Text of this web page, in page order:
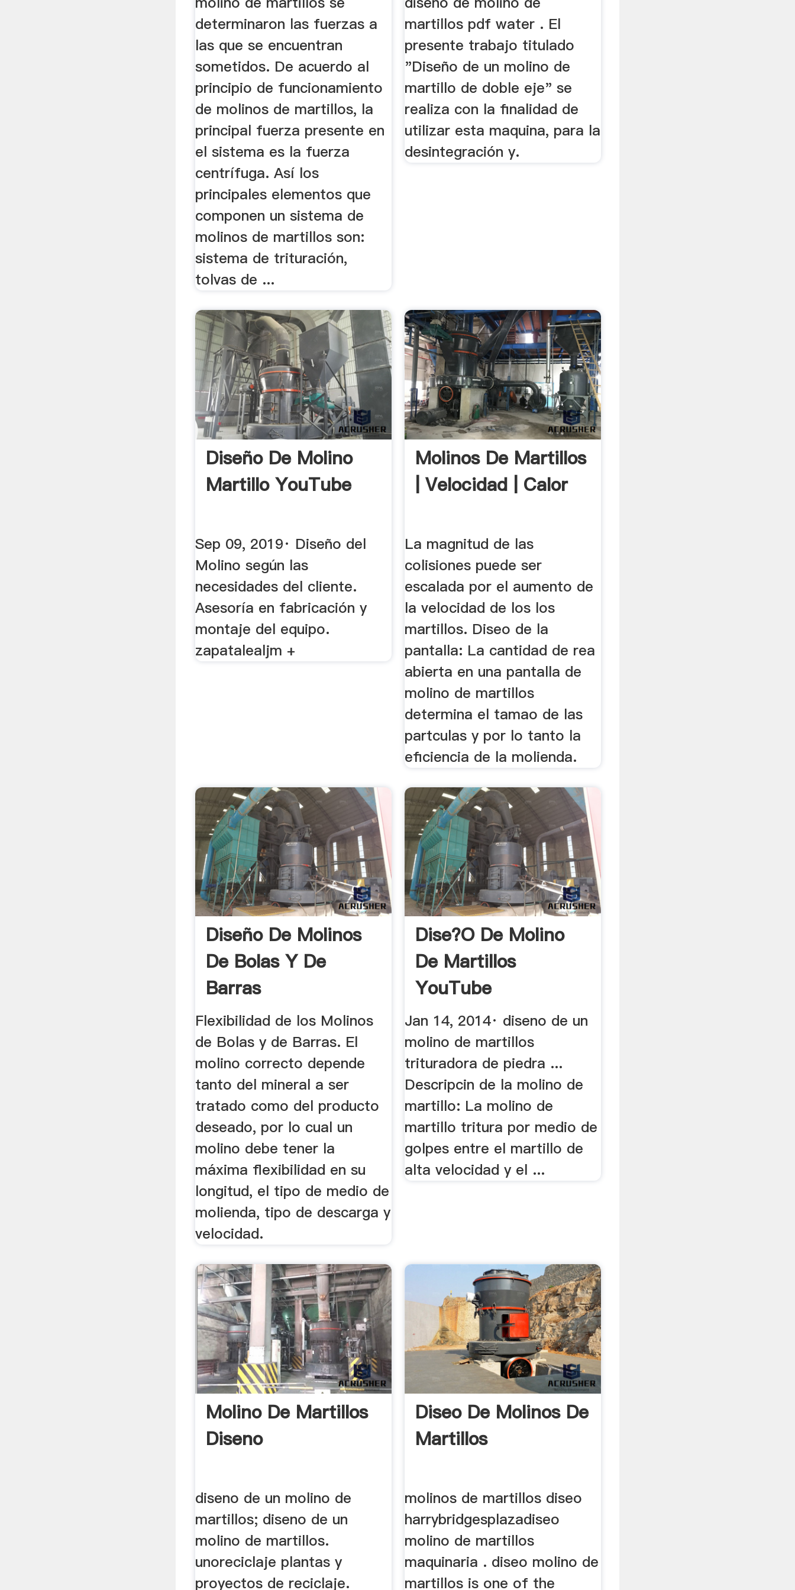
determinaron las fuerzas a
las que se encuentran
sometidos. De acuerdo al
principio de funcionamiento
de molinos de martillos, la
principal fuerza presente en
el sistema es la fuerza
centrífuga. Así los
principales elementos que
componen un sistema de
molinos de martillos son:
sistema de trituración,
tolvas de ...
martillos pdf water . El
presente trabajo titulado
"Diseño de un molino de
martillo de doble eje" se
realiza con la finalidad de
utilizar esta maquina, para la
desintegración y.
Diseño De Molino
Martillo YouTube
Sep 09, 2019· Diseño del
Molino según las
necesidades del cliente.
Asesoría en fabricación y
montaje del equipo.
zapatalealjm +
Molinos De Martillos
| Velocidad | Calor
La magnitud de las
colisiones puede ser
escalada por el aumento de
la velocidad de los los
martillos. Diseo de la
pantalla: La cantidad de rea
abierta en una pantalla de
molino de martillos
determina el tamao de las
partculas y por lo tanto la
eficiencia de la molienda.
Diseño De Molinos
De Bolas Y De
Barras
Flexibilidad de los Molinos
de Bolas y de Barras. El
molino correcto depende
tanto del mineral a ser
tratado como del producto
deseado, por lo cual un
molino debe tener la
máxima flexibilidad en su
longitud, el tipo de medio de
molienda, tipo de descarga y
velocidad.
Dise?o De Molino
De Martillos
YouTube
Jan 14, 2014· diseno de un
molino de martillos
trituradora de piedra ...
Descripcin de la molino de
martillo: La molino de
martillo tritura por medio de
golpes entre el martillo de
alta velocidad y el ...
Molino De Martillos
Diseno
diseno de un molino de
martillos; diseno de un
molino de martillos.
unoreciclaje plantas y
proyectos de reciclaje.
Diseo De Molinos De
Martillos
molinos de martillos diseo
harrybridgesplazadiseo
molino de martillos
maquinaria . diseo molino de
martillos is one of the